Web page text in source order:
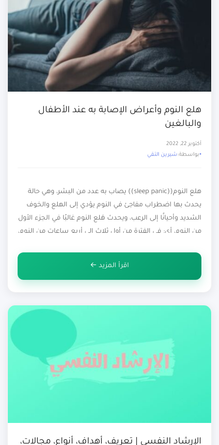
هلع النوم وأعراض الإصابة به عند الأطفال
والبالغين
أكتوبر 22, 2022
بواسطة:شيرين التقي
هلع النوم((sleep panic)) يصاب به عدد من البشر، وهي حالة
يحدث بها اضطراب مفاجئ في النوم يؤدي إلى الهلع والخوف
الشديد وأحيانًا إلى الرعب، ويحدث هَلع النوم غالبًا في الجزء الأول
من النوم، أي: في الفترة من أول ثلاث إلى أربع ساعات من النوم،
اقرأ المزيد ←
الإرشاد النفسي | تعريف، أهداف، أنواع، مجالات،